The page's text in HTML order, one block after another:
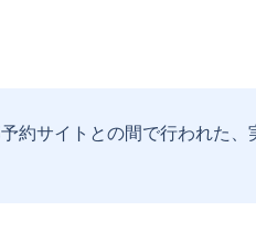
約サイトとの間で行われた、